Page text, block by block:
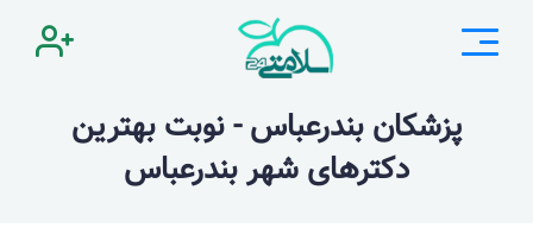
پزشکان بندرعباس - نوبت بهترین
دکترهای شهر بندرعباس